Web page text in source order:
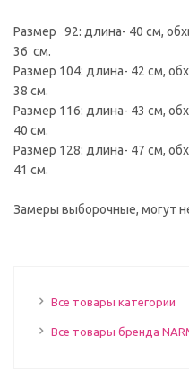
Размер 92: длина- 40 см,
36 см.
Размер 104: длина- 42 см,
38 см.
Размер 116: длина- 43 см,
40 см.
Размер 128: длина- 47 см,
41 см.
Замеры выборочные, могут
Все товары категории
Все товары бренда